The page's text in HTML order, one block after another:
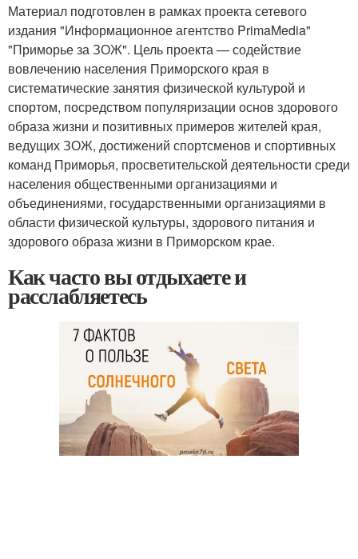
Материал подготовлен в рамках проекта сетевого
издания "Информационное агентство PrimaMedia"
"Приморье за ЗОЖ". Цель проекта — содействие
вовлечению населения Приморского края в
систематические занятия физической культурой и
спортом, посредством популяризации основ здорового
образа жизни и позитивных примеров жителей края,
ведущих ЗОЖ, достижений спортсменов и спортивных
команд Приморья, просветительской деятельности среди
населения общественными организациями и
объединениями, государственными организациями в
области физической культуры, здорового питания и
здорового образа жизни в Приморском крае.
Как часто вы отдыхаете и
расслабляетесь